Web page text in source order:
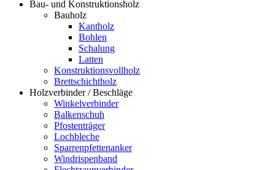
Bau- und Konstruktionsholz
Bauholz
Kantholz
Bohlen
Schalung
Latten
Konstruktionsvollholz
Brettschichtholz
Holzverbinder / Beschläge
Winkelverbinder
Balkenschuh
Pfostenträger
Lochbleche
Sparrenpfettenanker
Windrispenband